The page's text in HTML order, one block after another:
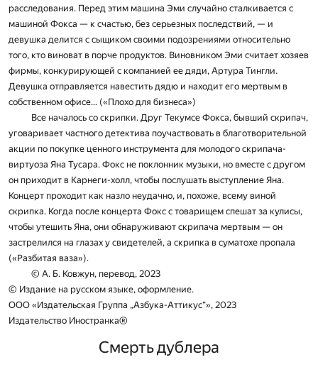
расследования. Перед этим машина Эми случайно сталкивается с
машиной Фокса — к счастью, без серьезных последствий, — и
девушка делится с сыщиком своими подозрениями относительно
того, кто виноват в порче продуктов. Виновником Эми считает хозяев
фирмы, конкурирующей с компанией ее дяди, Артура Тингли.
Девушка отправляется навестить дядю и находит его мертвым в
собственном офисе... («Плохо для бизнеса»)
Все началось со скрипки. Друг Текумсе Фокса, бывший скрипач,
уговаривает частного детектива поучаствовать в благотворительной
акции по покупке ценного инструмента для молодого скрипача-
виртуоза Яна Тусара. Фокс не поклонник музыки, но вместе с другом
он приходит в Карнеги-холл, чтобы послушать выступление Яна.
Концерт проходит как назло неудачно, и, похоже, всему виной
скрипка. Когда после концерта Фокс с товарищем спешат за кулисы,
чтобы утешить Яна, они обнаруживают скрипача мертвым — он
застрелился на глазах у свидетелей, а скрипка в суматохе пропала
(«Разбитая ваза»).
© А. Б. Ковжун, перевод, 2023
© Издание на русском языке, оформление.
ООО «Издательская Группа „Азбука-Аттикус“», 2023
Издательство Иностранка®
Смерть дублера